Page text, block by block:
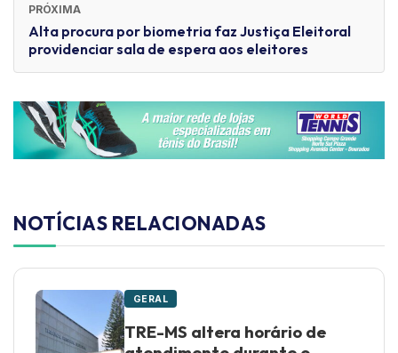
PRÓXIMA
Alta procura por biometria faz Justiça Eleitoral
providenciar sala de espera aos eleitores
NOTÍCIAS RELACIONADAS
GERAL
TRE-MS altera horário de